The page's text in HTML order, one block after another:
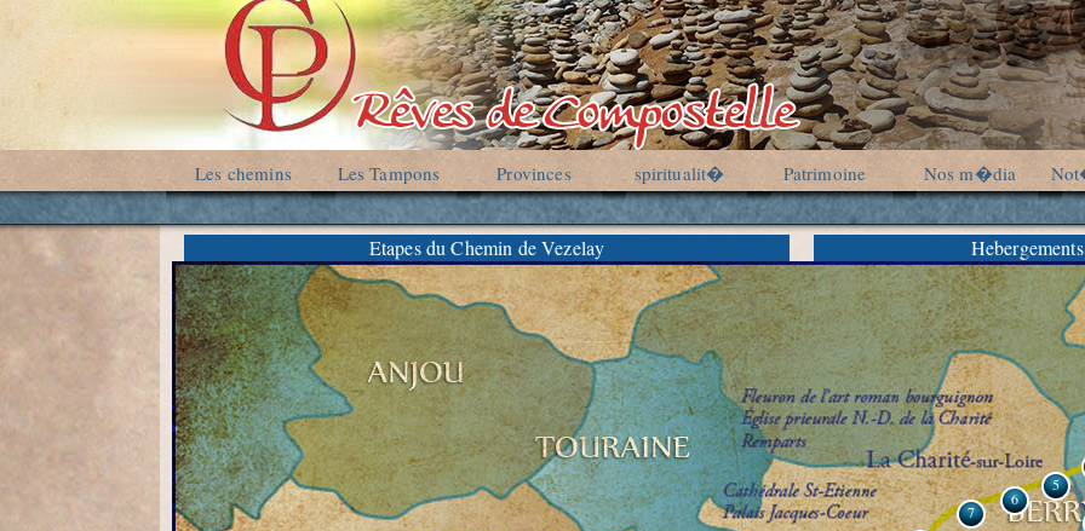
Etapes du Chemin de Vezelay
5
6
7
Les chemins Les Tampons Provinces spiritualit� Patrimoine Nos m�dia